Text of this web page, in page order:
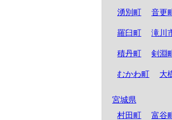
湧別町 音更
羅臼町 滝川
積丹町 剣淵
むかわ町 大
宮城県
村田町
富谷